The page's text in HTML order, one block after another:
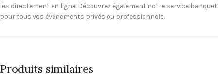
les directement en ligne. Découvrez également notre service banquet
pour tous vos événements privés ou professionnels.
Produits similaires